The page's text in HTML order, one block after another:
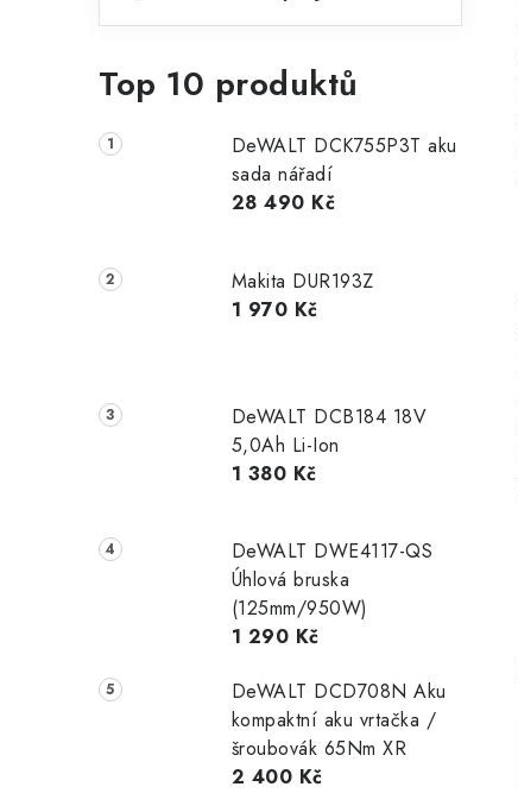
Top 10 produktů
DeWALT DCK755P3T aku
sada nářadí
28 490 Kč
Makita DUR193Z
1 970 Kč
DeWALT DCB184 18V
5,0Ah Li-Ion
1 380 Kč
DeWALT DWE4117-QS
Úhlová bruska
(125mm/950W)
1 290 Kč
DeWALT DCD708N Aku
kompaktní aku vrtačka /
šroubovák 65Nm XR
2 400 Kč